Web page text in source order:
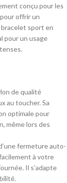
conçu pour les
offrir un
sport en
pour un usage
de qualité
au toucher. Sa
optimale pour
même lors des
fermeture auto-
à votre
Il s’adapte